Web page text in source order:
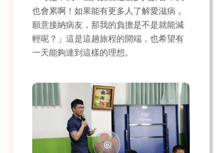
也會累啊！如果能有更多人了解愛滋病，
願意接納病友，那我的負擔是不是就能減
輕呢？」這是這趟旅程的開端，也希望有
一天能夠達到這樣的理想。